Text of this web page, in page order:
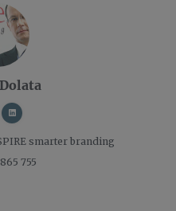
smarter branding
755